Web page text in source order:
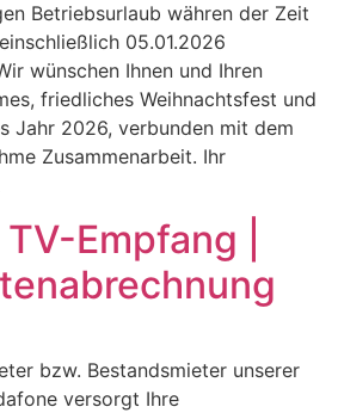
Betriebsurlaub währen der Zeit
05.01.2026
wünschen Ihnen und Ihren
friedliches Weihnachtsfest und
Jahr 2026, verbunden mit dem
Zusammenarbeit. Ihr
Empfang |
bzw. Bestandsmieter unserer
versorgt Ihre